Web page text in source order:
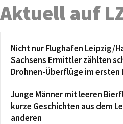
Aktuell auf
Nicht nur Flughafen Leipzig/
Sachsens Ermittler zählten
Drohnen-Überflüge im ersten
Junge Männer mit leeren
kurze Geschichten aus dem
anderen